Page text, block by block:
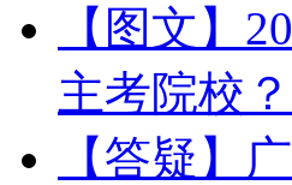
【图文】
主考院校？
【答疑】